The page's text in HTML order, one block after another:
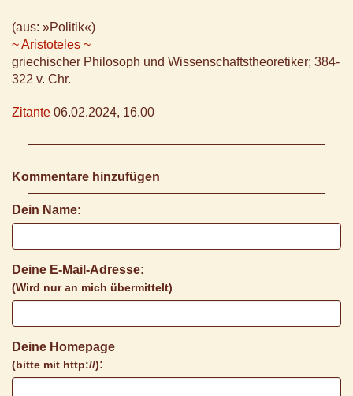
(aus: »Politik«)
~ Aristoteles ~
griechischer Philosoph und Wissenschaftstheoretiker; 384-
322 v. Chr.
Zitante 06.02.2024, 16.00
Kommentare hinzufügen
Dein Name:
Deine E-Mail-Adresse:
(Wird nur an mich übermittelt)
Deine Homepage
(bitte mit http://):